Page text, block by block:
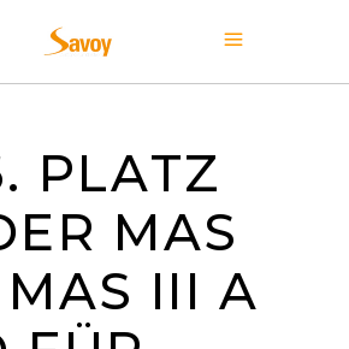
PLATZ
MAS
III A